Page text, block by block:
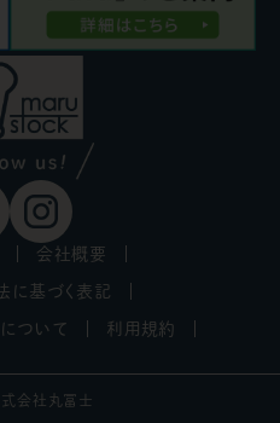
会社概要
に基づく表記
ついて 利用規約
会社丸冨士